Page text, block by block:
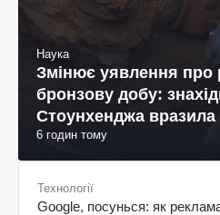
Наука
Змінює уявлення про
бронзову добу:
Стоунхенджа
6 годин тому
Технології
Google, посунься: як